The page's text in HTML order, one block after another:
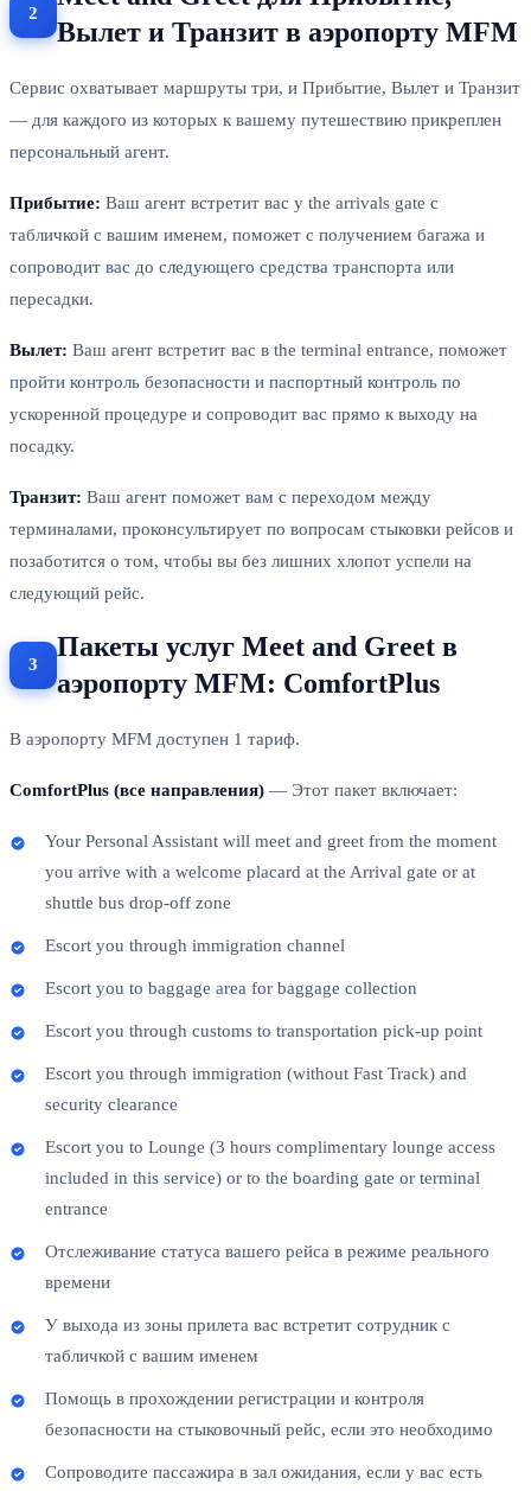
Вылет и Транзит в аэропорту MFM
Сервис охватывает маршруты три, и Прибытие, Вылет и Транзит
— для каждого из которых к вашему путешествию прикреплен
персональный агент.
Прибытие: Ваш агент встретит вас у the arrivals gate с
табличкой с вашим именем, поможет с получением багажа и
сопроводит вас до следующего средства транспорта или
пересадки.
Вылет: Ваш агент встретит вас в the terminal entrance, поможет
пройти контроль безопасности и паспортный контроль по
ускоренной процедуре и сопроводит вас прямо к выходу на
посадку.
Транзит: Ваш агент поможет вам с переходом между
терминалами, проконсультирует по вопросам стыковки рейсов и
позаботится о том, чтобы вы без лишних хлопот успели на
следующий рейс.
Пакеты услуг Meet and Greet в
аэропорту MFM: ComfortPlus
В аэропорту MFM доступен 1 тариф.
ComfortPlus (все направления) — Этот пакет включает:
Your Personal Assistant will meet and greet from the moment
you arrive with a welcome placard at the Arrival gate or at
shuttle bus drop-off zone
Escort you through immigration channel
Escort you to baggage area for baggage collection
Escort you through customs to transportation pick-up point
Escort you through immigration (without Fast Track) and
security clearance
Escort you to Lounge (3 hours complimentary lounge access
included in this service) or to the boarding gate or terminal
entrance
Отслеживание статуса вашего рейса в режиме реального
времени
У выхода из зоны прилета вас встретит сотрудник с
табличкой с вашим именем
Помощь в прохождении регистрации и контроля
безопасности на стыковочный рейс, если это необходимо
Сопроводите пассажира в зал ожидания, если у вас есть